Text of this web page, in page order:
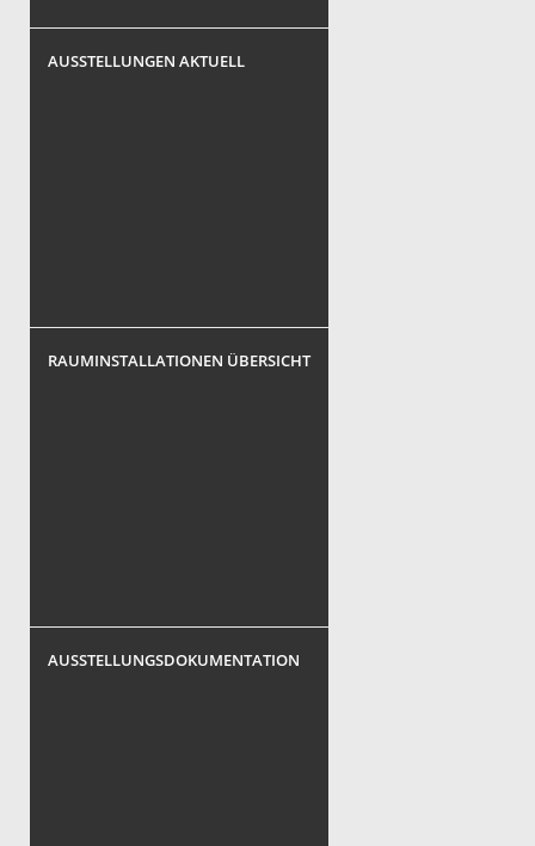
AUSSTELLUNGEN AKTUELL
RAUMINSTALLATIONEN ÜBERSICHT
AUSSTELLUNGSDOKUMENTATION